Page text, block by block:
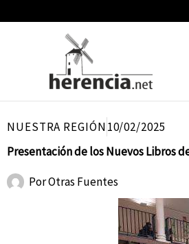
NUESTRA REGIÓN10/02/2025
Presentación de los Nuevos Libros
PorOtras Fuentes